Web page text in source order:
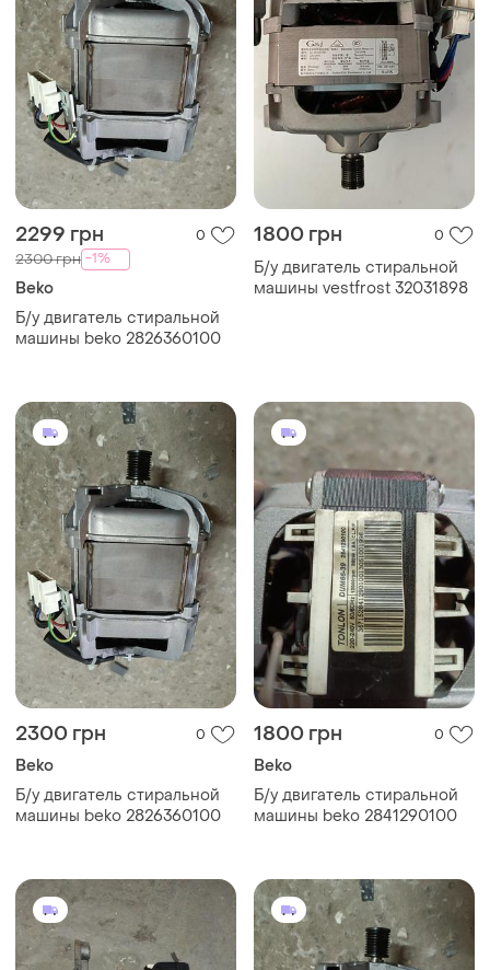
2299 грн 0
2300 грн -1%
Beko
Б/у двигатель стиральной
машины beko 2826360100
1800 грн 0
Б/у двигатель стиральной
машины vestfrost 32031898
2300 грн 0
Beko
Б/у двигатель стиральной
машины beko 2826360100
1800 грн 0
Beko
Б/у двигатель стиральной
машины beko 2841290100